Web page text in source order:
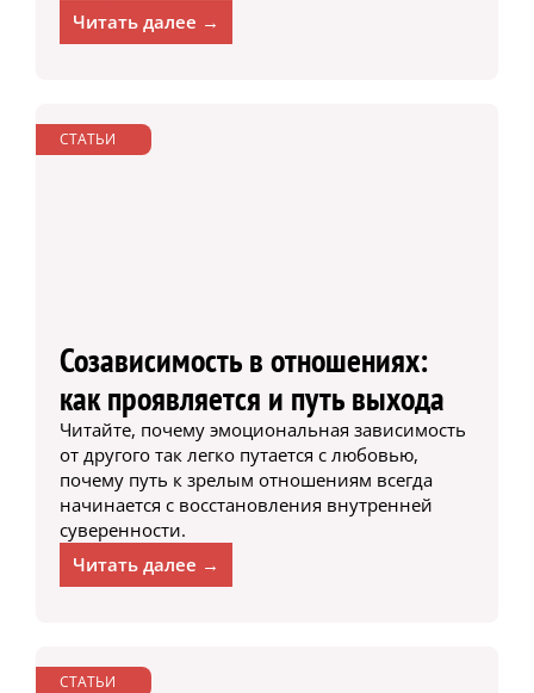
Читать далее →
СТАТЬИ
Созависимость в отношениях:
как проявляется и путь выхода
Читайте, почему эмоциональная зависимость
от другого так легко путается с любовью,
почему путь к зрелым отношениям всегда
начинается с восстановления внутренней
суверенности.
Читать далее →
СТАТЬИ